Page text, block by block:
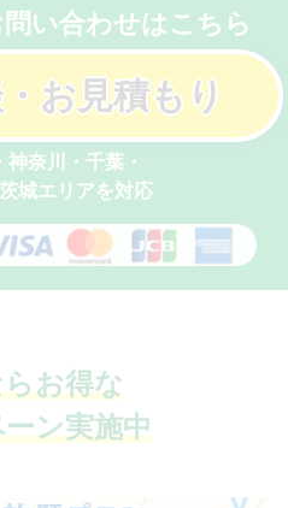
い合わせはこちら
お見積もり
神奈川・千葉・
城エリアを対応
お得な
ン実施中